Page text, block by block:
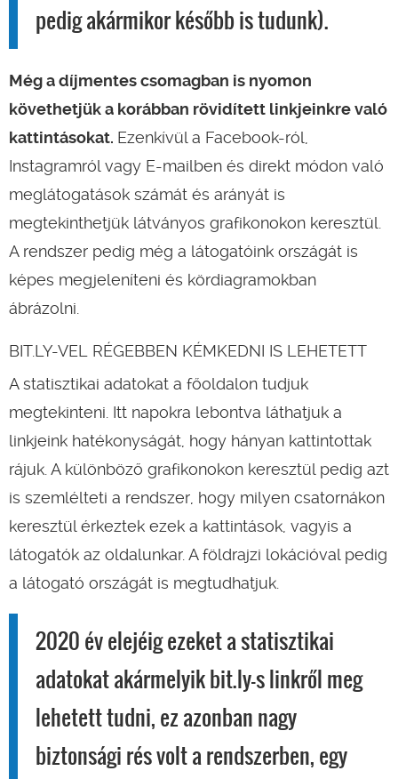
pedig akármikor később is tudunk).
Még a díjmentes csomagban is nyomon
követhetjük a korábban rövidített linkjeinkre való
kattintásokat. Ezenkívül a Facebook-ról,
Instagramról vagy E-mailben és direkt módon való
meglátogatások számát és arányát is
megtekinthetjük látványos grafikonokon keresztül.
A rendszer pedig még a látogatóink országát is
képes megjeleníteni és kördiagramokban
ábrázolni.
BIT.LY-VEL RÉGEBBEN KÉMKEDNI IS LEHETETT
A statisztikai adatokat a főoldalon tudjuk
megtekinteni. Itt napokra lebontva láthatjuk a
linkjeink hatékonyságát, hogy hányan kattintottak
rájuk. A különböző grafikonokon keresztül pedig azt
is szemlélteti a rendszer, hogy milyen csatornákon
keresztül érkeztek ezek a kattintások, vagyis a
látogatók az oldalunkar. A földrajzi lokációval pedig
a látogató országát is megtudhatjuk.
2020 év elejéig ezeket a statisztikai
adatokat akármelyik bit.ly-s linkről meg
lehetett tudni, ez azonban nagy
biztonsági rés volt a rendszerben, egy